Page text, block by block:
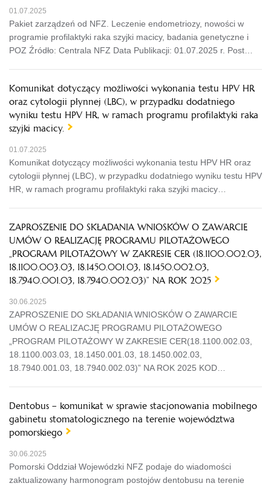
01.07.2025
Pakiet zarządzeń od NFZ. Leczenie endometriozy, nowości w
programie profilaktyki raka szyjki macicy, badania genetyczne i
POZ Źródło: Centrala NFZ Data Publikacji: 01.07.2025 r. Post…
Komunikat dotyczący możliwości wykonania testu HPV HR
oraz cytologii płynnej (LBC), w przypadku dodatniego
wyniku testu HPV HR, w ramach programu profilaktyki raka
szyjki macicy.
01.07.2025
Komunikat dotyczący możliwości wykonania testu HPV HR oraz
cytologii płynnej (LBC), w przypadku dodatniego wyniku testu HPV
HR, w ramach programu profilaktyki raka szyjki macicy…
ZAPROSZENIE DO SKŁADANIA WNIOSKÓW O ZAWARCIE
UMÓW O REALIZACJĘ PROGRAMU PILOTAŻOWEGO
„PROGRAM PILOTAŻOWY W ZAKRESIE CER (18.1100.002.03,
18.1100.003.03, 18.1450.001.03, 18.1450.002.03,
18.7940.001.03, 18.7940.002.03)” NA ROK 2025
30.06.2025
ZAPROSZENIE DO SKŁADANIA WNIOSKÓW O ZAWARCIE
UMÓW O REALIZACJĘ PROGRAMU PILOTAŻOWEGO
„PROGRAM PILOTAŻOWY W ZAKRESIE CER(18.1100.002.03,
18.1100.003.03, 18.1450.001.03, 18.1450.002.03,
18.7940.001.03, 18.7940.002.03)” NA ROK 2025 KOD…
Dentobus – komunikat w sprawie stacjonowania mobilnego
gabinetu stomatologicznego na terenie województwa
pomorskiego
30.06.2025
Pomorski Oddział Wojewódzki NFZ podaje do wiadomości
zaktualizowany harmonogram postojów dentobusu na terenie